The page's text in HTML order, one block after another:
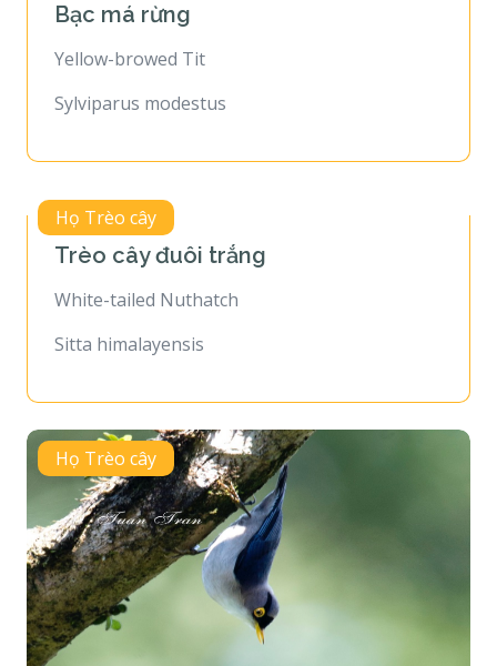
Bạc má rừng
Yellow-browed Tit
Sylviparus modestus
Họ Trèo cây
Trèo cây đuôi trắng
White-tailed Nuthatch
Sitta himalayensis
Họ Trèo cây